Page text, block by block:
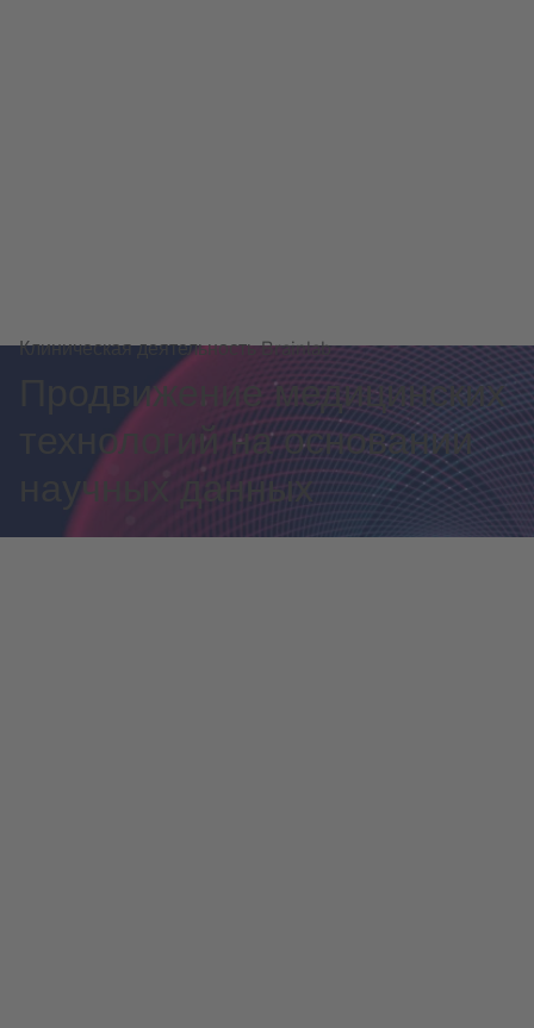
Клиническая деятельность Brainlab
Продвижение медицинских
технологий на основании
научных данных